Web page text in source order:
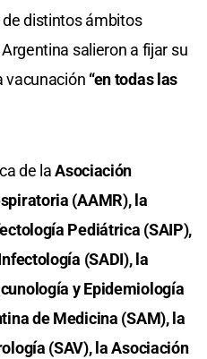
distintos ámbitos
salieron a fijar su
vacunación “en todas las
de laAsociación
(AAMR), la
Pediátrica (SAIP),
(SADI), la
y Epidemiología
de Medicina (SAM), la
(SAV), la Asociación